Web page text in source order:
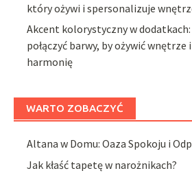
który ożywi i spersonalizuje
Akcent kolorystyczny w dodatkach:
połączyć barwy, by ożywić wnętrze
harmonię
WARTO ZOBACZYĆ
Altana w Domu: Oaza Spokoju i
Jak kłaść tapetę w narożnikach?